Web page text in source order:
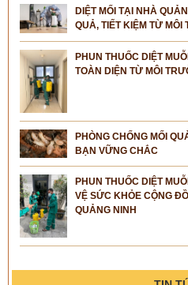
DIỆT MỐI TẠI NHÀ
QUẢ, TIẾT KIỆM TỪ MÔI
PHUN THUỐC DIỆT
TOÀN DIỆN TỪ MÔI
PHÒNG CHỐNG MỐI
BẠN VỮNG CHẮC
PHUN THUỐC DIỆT
VỆ SỨC KHỎE CỘNG
QUẢNG NINH